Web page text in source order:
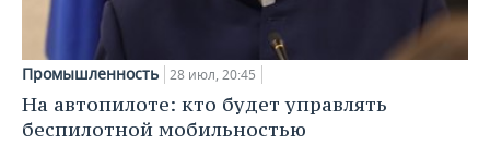
Промышленность 28 июл, 20:45
На автопилоте: кто будет управлять
беспилотной мобильностью